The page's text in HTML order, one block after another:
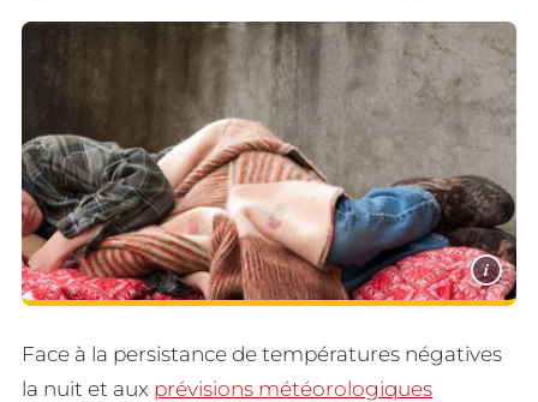
i
Face à la persistance de températures négatives
la nuit et aux prévisions météorologiques